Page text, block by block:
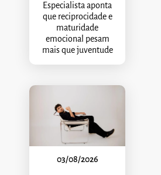
Especialista aponta
que reciprocidade e
maturidade
emocional pesam
mais que juventude
03/08/2026